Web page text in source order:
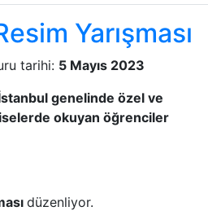
Yarışması
tarihi: 5 Mayıs 2023
genelinde özel ve
okuyan öğrenciler
düzenliyor.